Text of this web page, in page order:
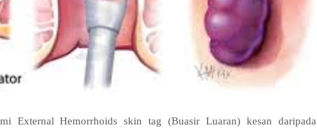
External Hemorrhoids skin tag (Buasir Luaran) kesan daripada